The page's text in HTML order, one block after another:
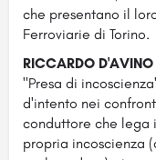
che presentano il
Ferroviarie di Torino.
RICCARDO D'AVINO
"Presa di
d'intento nei
conduttore che lega
propria incoscienza